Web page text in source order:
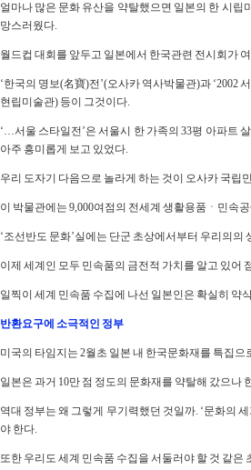
얼마나 많은 문화 유산을 약탈했으면 일본의 한 시
망스러웠다.
월드컵 대회를 앞두고 일본에서 한국관련 전시회가
‘한국의 명보(名寶)전’(오사카 역사박물관)과 ‘2002
현립미술관) 등이 그것이다.
‘…서울 스타일전’은 서울시 한 가족의 33평 아파트
아주 흥미롭게 보고 있었다.
우리 도자기 다음으로 놀라게 하는 것이 오사카 국립
이 박물관에는 9,000여점의 전세계 생활용품ㆍ민속
‘조선반도 문화’실에는 단군 초상에서부터 우리의
이제 세계인 모두 민속품의 금전적 가치를 알고 있어
일찍이 세계 민속품 수집에 나선 일본인은 확실히 약
반환요구에 소극적인 정부
미국의 타임지는 2월초 일본 내 한국문화재를 특집으
일본은 과거 10만 점 정도의 문화재를 약탈해 갔으나
역대 정부는 왜 그렇게 무기력했던 것일까. ‘문화의
야 한다.
또한 우리도 세계 민속품 수집을 서둘러야 할 것 같은